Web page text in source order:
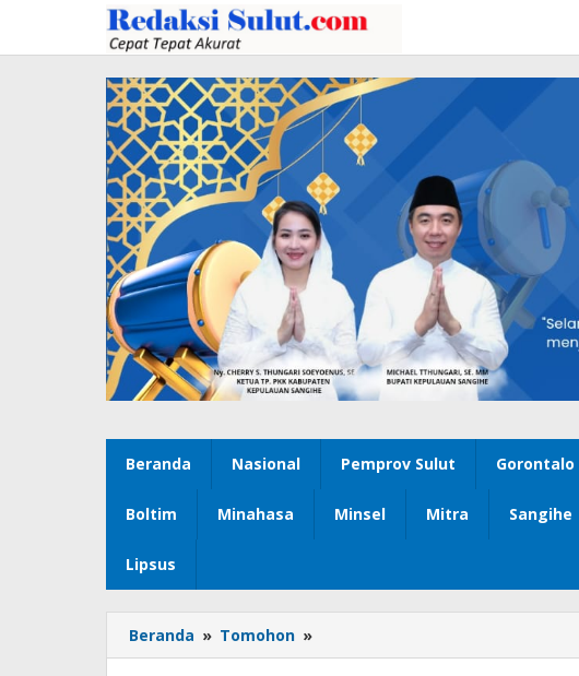
konten
Beranda Nasional Pemprov Sulut Gorontalo
Boltim Minahasa Minsel Mitra Sangihe
Lipsus
Beranda » Tomohon »
Sumpah